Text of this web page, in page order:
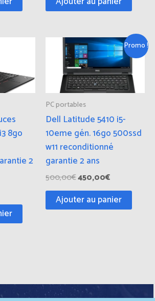
8go
2
Promo !
PC portables
Dell Latitude 5410 i5-
10eme gén. 16go 500ssd
w11 reconditionné
garantie 2 ans
500,00€
Le
prix
initial
était :
500,00€.
450,00€
Le
prix
actuel
est :
450,00€.
Ajouter au panier